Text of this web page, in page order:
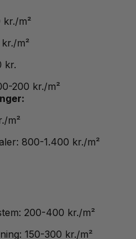
m²
m²
kr.
200 kr./m²
m²
800-1.400 kr./m²
200-400 kr./m²
150-300 kr./m²